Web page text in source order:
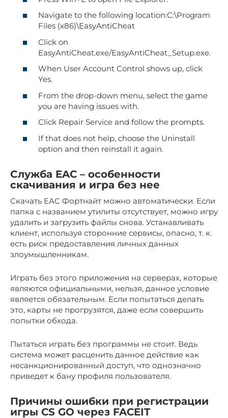
Navigate to the following location:C:\Program
Files (x86)\EasyAntiCheat
Click on
EasyAntiCheat.exe/EasyAntiCheat_Setup.exe.
When User Account Control shows up, click
Yes.
From the drop-down menu, select the game
you are having issues with.
Click Repair Service and follow the prompts.
If that does not help, choose the Uninstall
option and then reinstall it again.
Служба EAC – особенности
скачивания и игра без нее
Скачать EAC Фортнайт можно автоматически. Если
папка с названием утилиты отсутствует, можно игру
удалить и загрузить файлы снова. Устанавливать
клиент, используя сторонние сервисы, опасно, т. к.
есть риск предоставления личных данных
злоумышленникам.
Играть без этого приложения на серверах, которые
являются официальными, нельзя, данное условие
является обязательным. Если попытаться делать
это, карты не прогрузятся, даже если совершить
попытки обхода.
Пытаться играть без программы не стоит. Ведь
система может расценить данное действие как
несанкционированный доступ, что однозначно
приведет к бану профиля пользователя.
Причины ошибки при регистрации
игры CS GO через FACEIT